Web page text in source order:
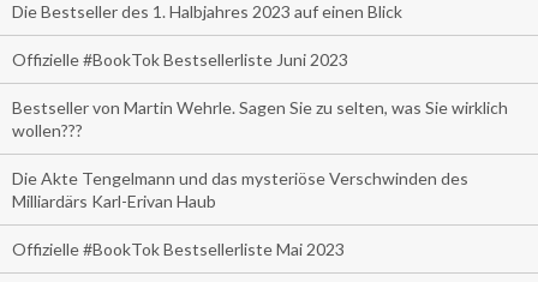
Die Bestseller des 1. Halbjahres 2023 auf einen Blick
Offizielle #BookTok Bestsellerliste Juni 2023
Bestseller von Martin Wehrle. Sagen Sie zu selten, was Sie wirklich
wollen???
Die Akte Tengelmann und das mysteriöse Verschwinden des
Milliardärs Karl-Erivan Haub
Offizielle #BookTok Bestsellerliste Mai 2023